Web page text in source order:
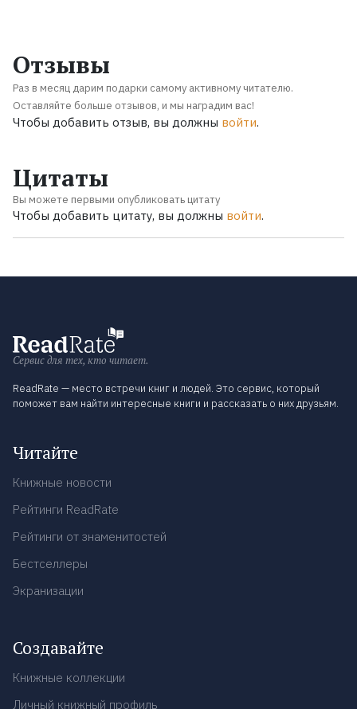
Отзывы
Раз в месяц дарим подарки самому активному читателю.
Оставляйте больше отзывов, и мы наградим вас!
Чтобы добавить отзыв, вы должны войти.
Цитаты
Вы можете первыми опубликовать цитату
Чтобы добавить цитату, вы должны войти.
Сервис для тех, кто читает.
ReadRate — место встречи книг и людей. Это сервис, который
поможет вам найти интересные книги и рассказать о них друзьям.
Читайте
Книжные новости
Рейтинги ReadRate
Рейтинги от знаменитостей
Бестселлеры
Экранизации
Создавайте
Книжные коллекции
Личный книжный профиль